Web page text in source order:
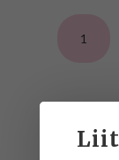
paeltega